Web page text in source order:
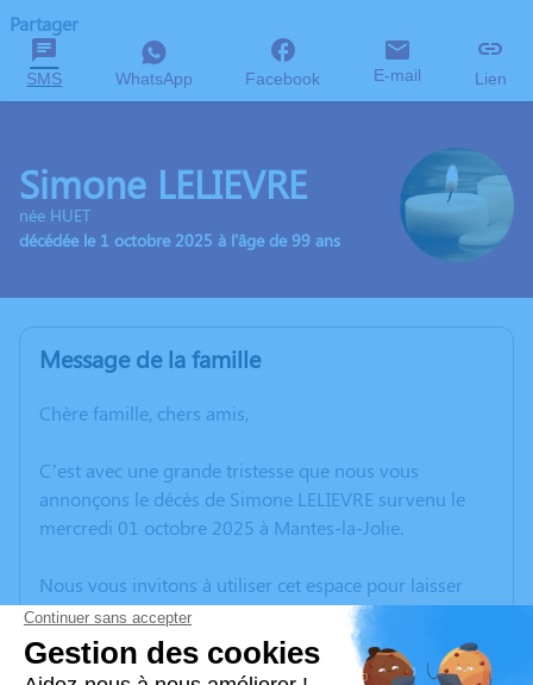
Partager
SMS WhatsApp Facebook E-mail Lien
Simone LELIEVRE
née HUET
décédée le 1 octobre 2025 à l'âge de 99 ans
Message de la famille
Chère famille, chers amis,
C’est avec une grande tristesse que nous vous
annonçons le décès de Simone LELIEVRE survenu le
mercredi 01 octobre 2025 à Mantes-la-Jolie.
Nous vous invitons à utiliser cet espace pour laisser
vos condoléances, partager des photos souvenirs, une
anecdote ou exprimer vos pensées à travers des
poèmes ou des textes. Cet endroit est un lieu